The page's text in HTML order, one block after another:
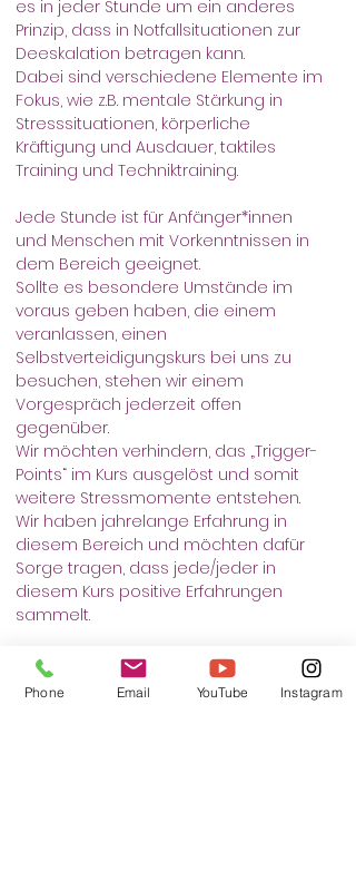
es in jeder Stunde um ein anderes
Prinzip, dass in Notfallsituationen zur
Deeskalation betragen kann.
Dabei sind verschiedene Elemente im
Fokus, wie z.B. mentale Stärkung in
Stresssituationen, körperliche
Kräftigung und Ausdauer, taktiles
Training und Techniktraining.
Jede Stunde ist für Anfänger*innen
und Menschen mit Vorkenntnissen in
dem Bereich geeignet.
Sollte es besondere Umstände im
voraus geben haben, die einem
veranlassen, einen
Selbstverteidigungskurs bei uns zu
besuchen, stehen wir einem
Vorgespräch jederzeit offen
gegenüber.
Wir möchten verhindern, das „Trigger-
Points“ im Kurs ausgelöst und somit
weitere Stressmomente entstehen.
Wir haben jahrelange Erfahrung in
diesem Bereich und möchten dafür
Sorge tragen, dass jede/jeder in
diesem Kurs positive Erfahrungen
sammelt.
Treffpunkt: Lohsepark ( Basketballfeld)
Phone Email YouTube Instagram